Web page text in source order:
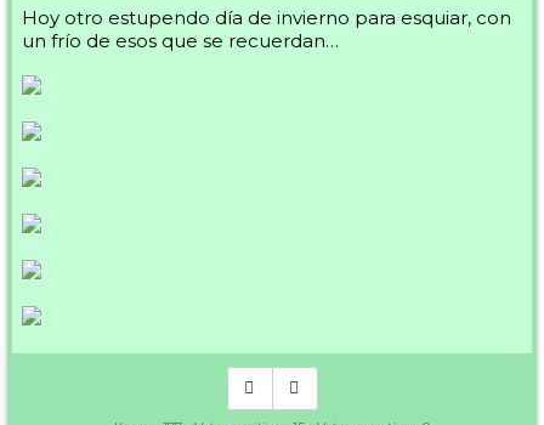
Hoy otro estupendo día de invierno para esquiar, con
un frío de esos que se recuerdan…